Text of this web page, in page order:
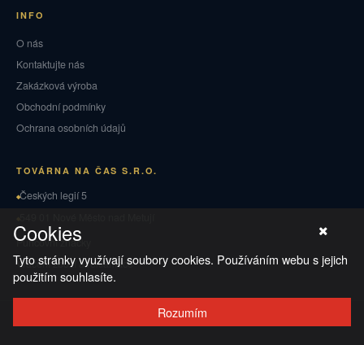
INFO
O nás
Kontaktujte nás
Zakázková výroba
Obchodní podmínky
Ochrana osobních údajů
TOVÁRNA NA ČAS S.R.O.
Českých legií 5
Puncovní značky
Vrácení zboží a reklamace
Ochrana osobních údajů
Cookies
Tyto stránky využívají soubory cookies. Používáním webu s jejich
použitím souhlasíte.
Rozumím